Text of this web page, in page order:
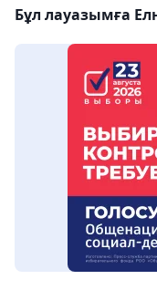
Бұл лауазымға